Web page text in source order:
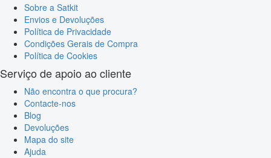
Sobre a Satkit
Envios e Devoluções
Política de Privacidade
Condições Gerais de Compra
Política de Cookies
Serviço de apoio ao cliente
Não encontra o que procura?
Contacte-nos
Blog
Devoluções
Mapa do site
Ajuda